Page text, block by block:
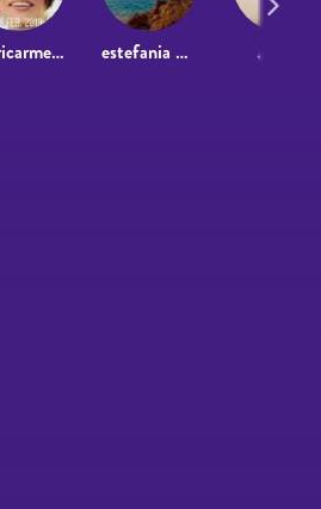
Maricarmen Moreno Fernandez estefania miranda mira JP SF